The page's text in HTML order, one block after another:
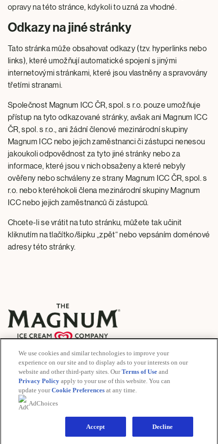
opravy na této stránce, kdykoli to uzná za vhodné.
Odkazy na jiné stránky
Tato stránka může obsahovat odkazy (tzv. hyperlinks nebo
links), které umožňují automatické spojení s jinými
internetovými stránkami, které jsou vlastněny a spravovány
třetími stranami.
Společnost Magnum ICC ČR, spol. s r.o. pouze umožňuje
přístup na tyto odkazované stránky, avšak ani Magnum ICC
ČR, spol. s r.o., ani žádní členové mezinárodní skupiny
Magnum ICC nebo jejich zaměstnanci či zástupci nenesou
jakoukoli odpovědnost za tyto jiné stránky nebo za
informace, které jsou v nich obsaženy a které nebyly
ověřeny nebo schváleny ze strany Magnum ICC ČR, spol. s
r.o. nebo kteréhokoli člena mezinárodní skupiny Magnum
ICC nebo jejich zaměstnanců či zástupců.
Chcete-li se vrátit na tuto stránku, můžete tak učinit
kliknutím na tlačítko/šipku „zpět“ nebo vepsáním doménové
adresy této stránky.
© 2026 The Magnum Ice Cream Company
All rights reserved
Privacy Notice Legal Notices
Recruitment Privacy NoticesAccessibility Notices
We use cookies and similar technologies to improve your
experience on our site and to display ads to your interests on our
website and other third-party sites. OurTerms of Use and
Privacy Policy apply to your use of this website. You can
update yourCookie Preferences at any time.
AdChoices
Decline
Accept